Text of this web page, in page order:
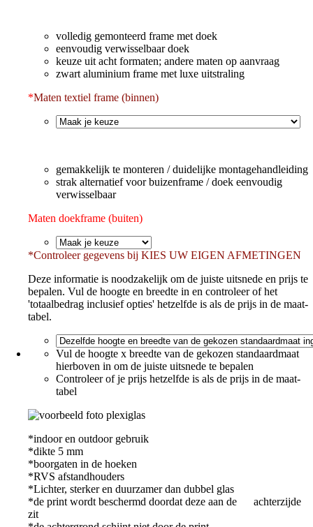
volledig gemonteerd frame met doek
eenvoudig verwisselbaar doek
keuze uit acht formaten; andere maten op aanvraag
zwart aluminium frame met luxe uitstraling
*Maten textiel frame (binnen)
gemakkelijk te monteren / duidelijke montagehandleiding
strak alternatief voor buizenframe / doek eenvoudig
verwisselbaar
Maten doekframe (buiten)
*Controleer gegevens bij KIES UW EIGEN AFMETINGEN
Deze informatie is noodzakelijk om de juiste uitsnede en prijs te
bepalen. Vul de hoogte en breedte in en controleer of het
'totaalbedrag inclusief opties' hetzelfde is als de prijs in de maat-
tabel.
Vul de hoogte x breedte van de gekozen standaardmaat
hierboven in om de juiste uitsnede te bepalen
Controleer of je prijs hetzelfde is als de prijs in de maat-
tabel
*indoor en outdoor gebruik
*dikte 5 mm
*boorgaten in de hoeken
*RVS afstandhouders
*Lichter, sterker en duurzamer dan dubbel glas
*de print wordt beschermd doordat deze aan de achterzijde
zit